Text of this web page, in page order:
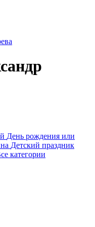
День рождения или
Детский праздник
категории